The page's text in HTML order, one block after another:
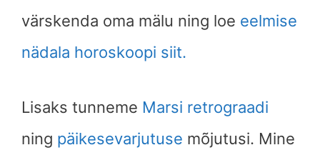
värskenda oma mälu ning loe eelmise
nädala horoskoopi siit.
Lisaks tunneme Marsi retrograadi
ning päikesevarjutuse mõjutusi. Mine